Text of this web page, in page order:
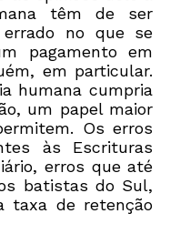
têm de ser
errado no que se
pagamento em
em particular.
humana cumpria
um papel maior
Os erros
às Escrituras
erros que até
batistas do Sul,
taxa de retenção